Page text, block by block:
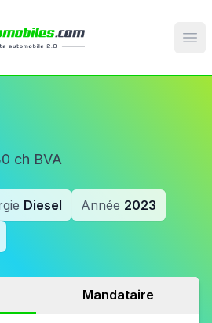
ch BVA
Diesel Année 2023
Mandataire